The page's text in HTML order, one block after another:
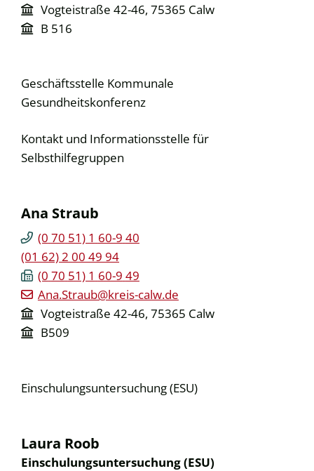
Vogteistraße 42-46, 75365 Calw
B 516
Geschäftsstelle Kommunale
Gesundheitskonferenz
Kontakt und Informationsstelle für
Selbsthilfegruppen
Ana Straub
(0 70 51) 1 60-9 40
(01 62) 2 00 49 94
(0 70 51) 1 60-9 49
Ana.Straub@kreis-calw.de
Vogteistraße 42-46, 75365 Calw
B509
Einschulungsuntersuchung (ESU)
Laura Roob
Einschulungsuntersuchung (ESU)